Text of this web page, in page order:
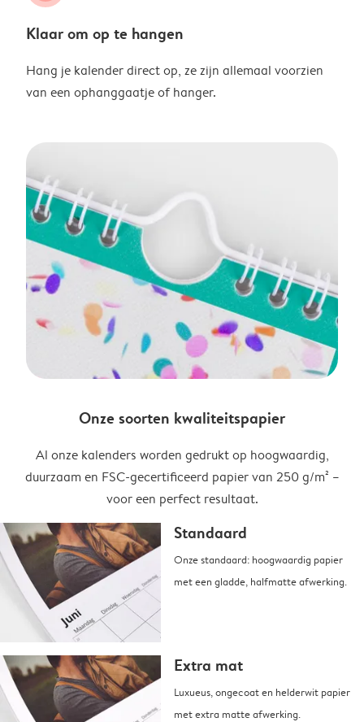
Klaar om op te hangen
Hang je kalender direct op, ze zijn allemaal voorzien
van een ophanggaatje of hanger.
Onze soorten kwaliteitspapier
Al onze kalenders worden gedrukt op hoogwaardig,
duurzaam en FSC-gecertificeerd papier van 250 g/m² –
voor een perfect resultaat.
Standaard
Onze standaard: hoogwaardig papier
met een gladde, halfmatte afwerking.
Extra mat
Luxueus, ongecoat en helderwit papier
met extra matte afwerking.